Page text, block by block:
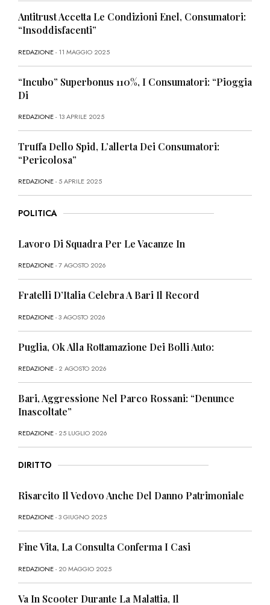
Antitrust Accetta Le Condizioni Enel, Consumatori:
“Insoddisfacenti”
REDAZIONE- 11 MAGGIO 2025
“Incubo” Superbonus 110%, I Consumatori: “Pioggia
Di
REDAZIONE- 13 APRILE 2025
Truffa Dello Spid, L’allerta Dei Consumatori:
“Pericolosa”
REDAZIONE- 5 APRILE 2025
POLITICA
Lavoro Di Squadra Per Le Vacanze In
REDAZIONE- 7 AGOSTO 2026
Fratelli D’Italia Celebra A Bari Il Record
REDAZIONE- 3 AGOSTO 2026
Puglia, Ok Alla Rottamazione Dei Bolli Auto:
REDAZIONE- 2 AGOSTO 2026
Bari, Aggressione Nel Parco Rossani: “Denunce
Inascoltate”
REDAZIONE- 25 LUGLIO 2026
DIRITTO
Risarcito Il Vedovo Anche Del Danno Patrimoniale
REDAZIONE- 3 GIUGNO 2025
Fine Vita, La Consulta Conferma I Casi
REDAZIONE- 20 MAGGIO 2025
Va In Scooter Durante La Malattia, Il